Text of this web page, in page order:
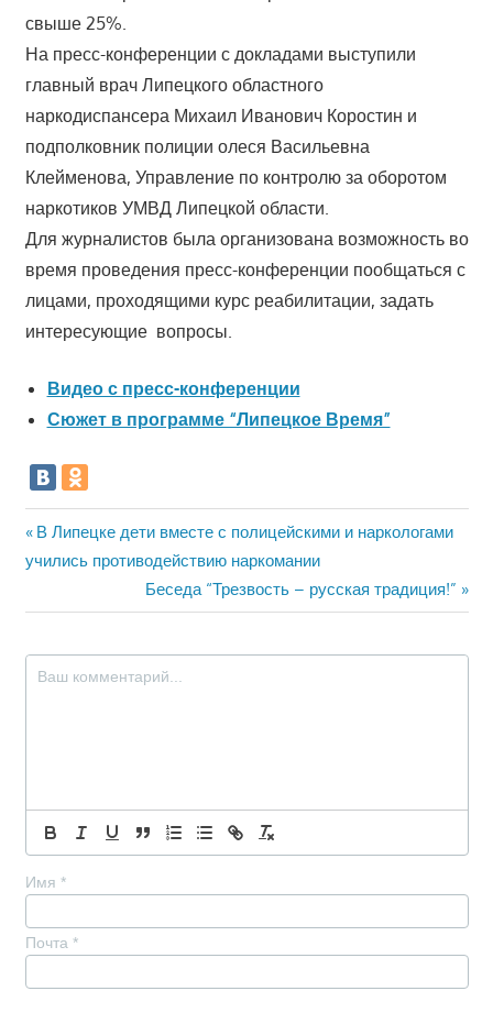
свыше 25%.
На пресс-конференции с докладами выступили
главный врач Липецкого областного
наркодиспансера Михаил Иванович Коростин и
подполковник полиции олеся Васильевна
Клейменова, Управление по контролю за оборотом
наркотиков УМВД Липецкой области.
Для журналистов была организована возможность во
время проведения пресс-конференции пообщаться с
лицами, проходящими курс реабилитации, задать
интересующие вопросы.
Видео с пресс-конференции
Сюжет в программе “Липецкое Время”
Навигация
по
записям
Предыдущая
запись:
В Липецке дети вместе с полицейскими и наркологами
учились противодействию наркомании
Следующая
запись:
Беседа “Трезвость – русская традиция!”
Имя *
Почта *